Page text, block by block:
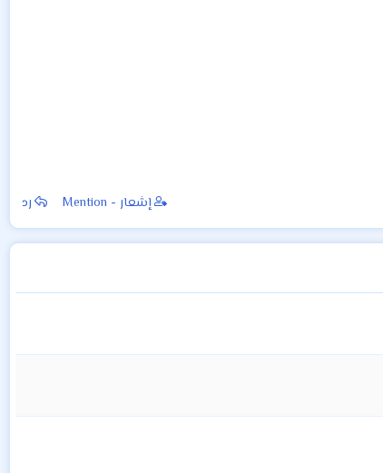
إشعار - Mention رد